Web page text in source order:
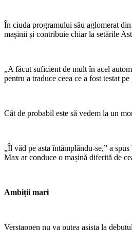
În ciuda programului său aglomerat
mașinii și contribuie chiar la setările
„A făcut suficient de mult în acel
pentru a traduce ceea ce a fost testat
Cât de probabil este să vedem la un
„Îl văd pe asta întâmplându-se,” a
Max ar conduce o mașină diferită de
Ambiții mari
Verstappen nu va putea asista la